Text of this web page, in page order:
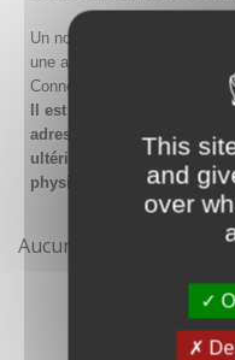
This
and
over
Un nouveau compte doit
une adresse email et un
Connect.
Il est conseillé lors de la
adresse email générique
ultérieur au compte même
physique gestionnaire.
Aucune démarche pour